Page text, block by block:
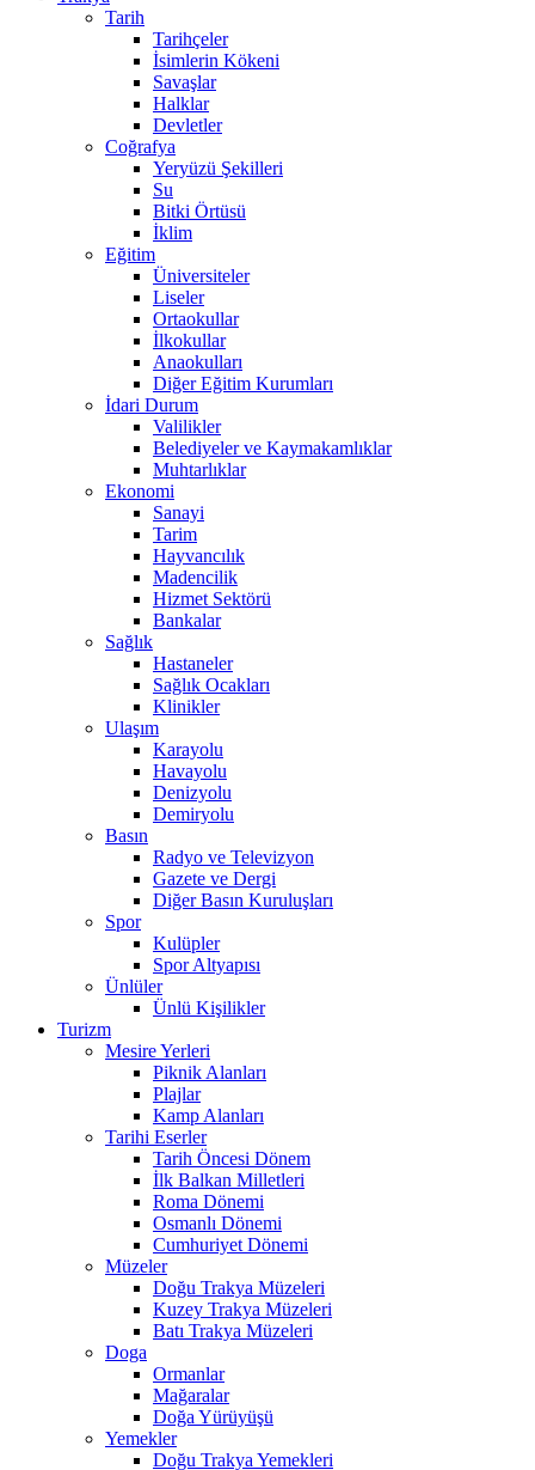
Tarih
Tarihçeler
İsimlerin Kökeni
Savaşlar
Halklar
Devletler
Coğrafya
Yeryüzü Şekilleri
Su
Bitki Örtüsü
İklim
Eğitim
Üniversiteler
Liseler
Ortaokullar
İlkokullar
Anaokulları
Diğer Eğitim Kurumları
İdari Durum
Valilikler
Belediyeler ve Kaymakamlıklar
Muhtarlıklar
Ekonomi
Sanayi
Tarim
Hayvancılık
Madencilik
Hizmet Sektörü
Bankalar
Sağlık
Hastaneler
Sağlık Ocakları
Klinikler
Ulaşım
Karayolu
Havayolu
Denizyolu
Demiryolu
Basın
Radyo ve Televizyon
Gazete ve Dergi
Diğer Basın Kuruluşları
Spor
Kulüpler
Spor Altyapısı
Ünlüler
Ünlü Kişilikler
Turizm
Mesire Yerleri
Piknik Alanları
Plajlar
Kamp Alanları
Tarihi Eserler
Tarih Öncesi Dönem
İlk Balkan Milletleri
Roma Dönemi
Osmanlı Dönemi
Cumhuriyet Dönemi
Müzeler
Doğu Trakya Müzeleri
Kuzey Trakya Müzeleri
Batı Trakya Müzeleri
Doga
Ormanlar
Mağaralar
Doğa Yürüyüşü
Yemekler
Doğu Trakya Yemekleri